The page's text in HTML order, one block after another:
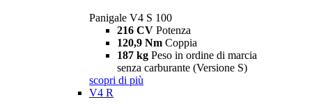
Panigale V4 S 100
216 CV Potenza
120,9 Nm Coppia
187 kg Peso in ordine di marcia
senza carburante (Versione S)
scopri di più
V4 R